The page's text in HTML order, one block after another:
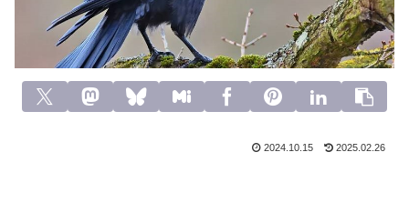
2024.10.15 2025.02.26